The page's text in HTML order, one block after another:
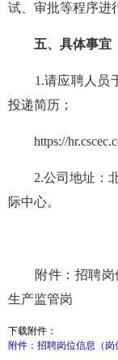
试、审批等程序进
五、具体事宜
1.请应聘人员于
投递简历；
https://
2.公司地址：北
际中心。
附件：招聘岗
生产监管岗
下载附件：
附件：招聘岗位信息（